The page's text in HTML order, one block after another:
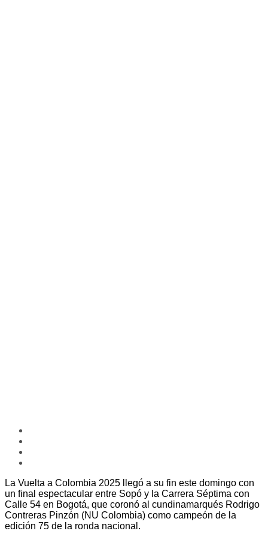
La Vuelta a Colombia 2025 llegó a su fin este domingo con
un final espectacular entre Sopó y la Carrera Séptima con
Calle 54 en Bogotá, que coronó al cundinamarqués Rodrigo
Contreras Pinzón (NU Colombia) como campeón de la
edición 75 de la ronda nacional.